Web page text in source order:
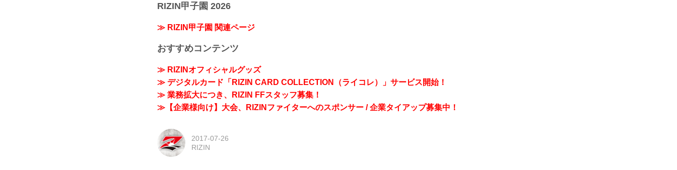
RIZIN甲子園 2026
≫ RIZIN甲子園 関連ページ
おすすめコンテンツ
≫ RIZINオフィシャルグッズ
≫ デジタルカード「RIZIN CARD COLLECTION（ライコレ）」サービス開始！
≫ 業務拡大につき、RIZIN FFスタッフ募集！
≫【企業様向け】大会、RIZINファイターへのスポンサー / 企業タイアップ募集中！
2017-07-26
RIZIN